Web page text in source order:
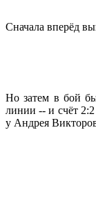
Сначала вперёд
Но затем в бой
линии -- и счёт
у Андрея